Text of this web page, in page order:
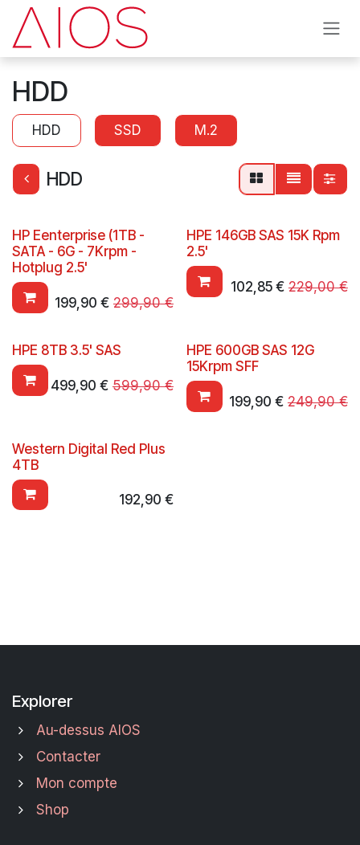
Se rendre au contenu
HDD
HDD SSD M.2
HDD
HP Eenterprise (1TB -
SATA - 6G - 7Krpm -
Hotplug 2.5'
199,90 € 299,90€
HPE 146GB SAS 15K Rpm
2.5'
102,85€ 229,00€
HPE 8TB 3.5' SAS
499,90 € 599,90€
HPE 600GB SAS 12G
15Krpm SFF
199,90 € 249,90€
Western Digital Red Plus
4TB
192,90 €
Explorer
Au-dessus AIOS
Contacter
Mon compte
Shop